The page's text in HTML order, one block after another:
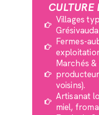
CULTURE
Villages
Fermes-
Marchés
voisins).
Artisanat
miel,